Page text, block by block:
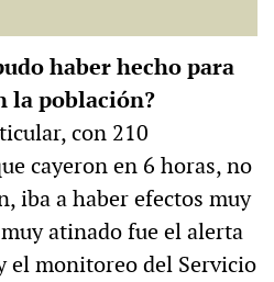
haber hecho para
la población?
con 210
cayeron en 6 horas, no
iba a haber efectos muy
atinado fue el alerta
el monitoreo del Servicio